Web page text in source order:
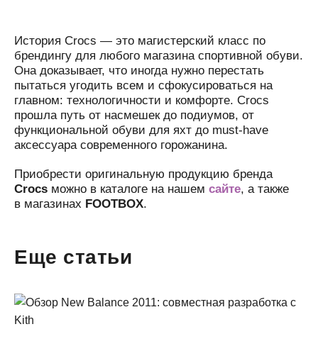
История Crocs — это магистерский класс по
брендингу для любого магазина спортивной обуви.
Она доказывает, что иногда нужно перестать
пытаться угодить всем и сфокусироваться на
главном: технологичности и комфорте. Crocs
прошла путь от насмешек до подиумов, от
функциональной обуви для яхт до must-have
аксессуара современного горожанина.
Приобрести оригинальную продукцию бренда
Crocs можно в каталоге на нашем сайте, а также
в магазинах FOOTBOX.
Еще статьи